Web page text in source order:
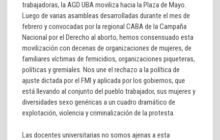
trabajadoras, la AGD UBA moviliza hacia la Plaza de Mayo.
Luego de varias asambleas desarrolladas durante el mes de
febrero y convocadas por la regional CABA de la Campaña
Nacional por el Derecho al aborto, hemos consensuado esta
movilización con decenas de organizaciones de mujeres, de
familiares víctimas de femicidios, organizaciones piqueteras,
políticas y gremiales. Nos une el rechazo a la política de
ajuste dictada por el FMI y aplicada por los gobiernos, que
está llevando al conjunto del pueblo trabajador, sus mujeres y
diversidades sexo genéricas a un cuadro dramático de
explotación, violencia y criminalización de la protesta.
Las docentes universitarias no somos ajenas a esta